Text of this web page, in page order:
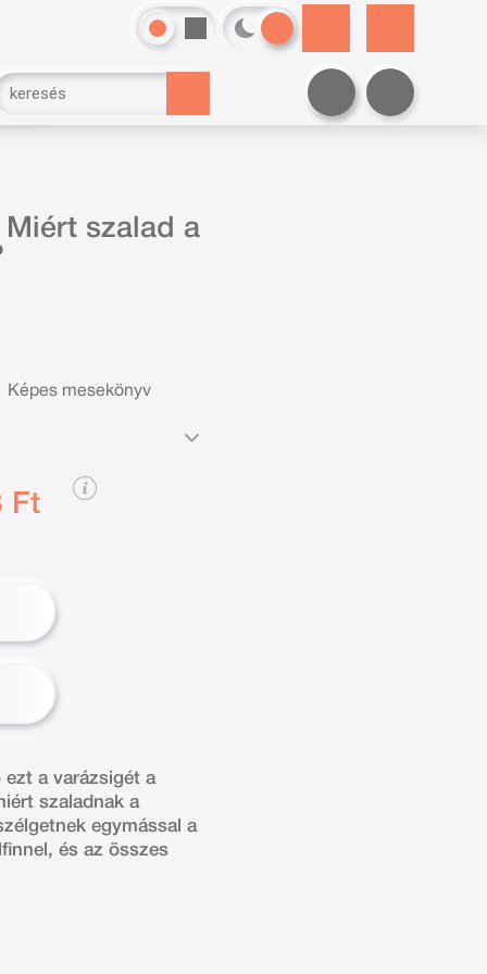
szalad a
Képes mesekönyv
Ft
a varázsigét a
szaladnak a
egymással a
és az összes